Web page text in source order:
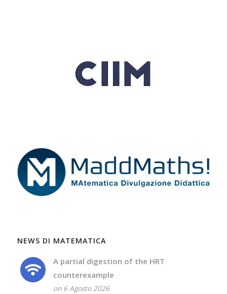
NEWS DI MATEMATICA
A partial digestion of the HRT
counterexample
on 6 Agosto 2026